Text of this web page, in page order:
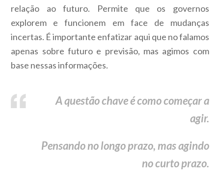
relação ao futuro. Permite que os governos
explorem e funcionem em face de mudanças
incertas. É importante enfatizar aqui que no falamos
apenas sobre futuro e previsão, mas agimos com
base nessas informações.
A questão chave é como começar a
agir.
Pensando no longo prazo, mas agindo
no curto prazo.